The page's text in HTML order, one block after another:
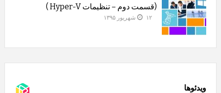
(قسمت دوم – تنظیمات Hyper-V )
۱۲ شهریور ۱۳۹۵
ویدئوها